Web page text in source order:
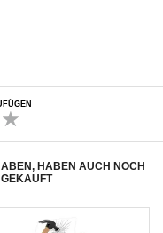
HABEN AUCH NOCH